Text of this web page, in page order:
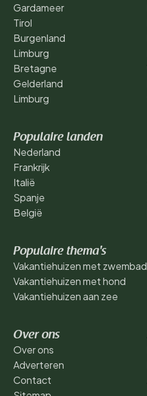
Gardameer
Tirol
Burgenland
Limburg
Bretagne
Gelderland
Limburg
Populaire landen
Nederland
Frankrijk
Italië
Spanje
België
Populaire thema's
Vakantiehuizen met zwembad
Vakantiehuizen met hond
Vakantiehuizen aan zee
Over ons
Over ons
Adverteren
Contact